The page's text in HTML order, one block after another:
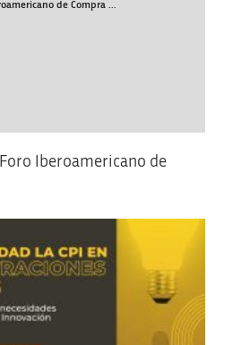
de Compra ...
Foro Iberoamericano de